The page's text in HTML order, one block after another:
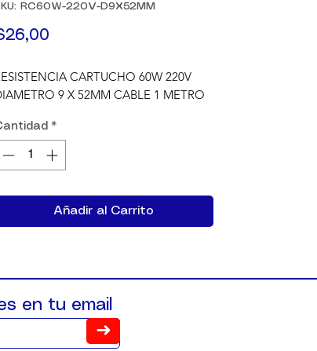
RC60W-220V-D9X52MM
CARTUCHO 60W 220V
9 X 52MM CABLE 1 METRO
*
Añadir al Carrito
en tu email
➜